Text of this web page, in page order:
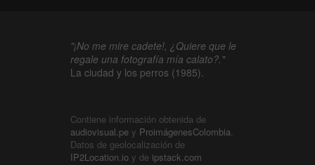
"¡No me mire cadete!, ¿Quiere que le
regale una fotografía mía calato?."
La ciudad y los perros (1985).
Contiene información obtenida de
audiovisual.pe y ProimágenesColombia.
Datos de geolocalización de
IP2Location.io y de ipstack.com